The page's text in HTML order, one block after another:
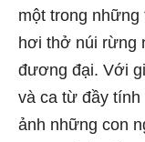
một trong
hơi thở núi rừng
đương đại. Với
và ca từ đầy tính
ảnh những con